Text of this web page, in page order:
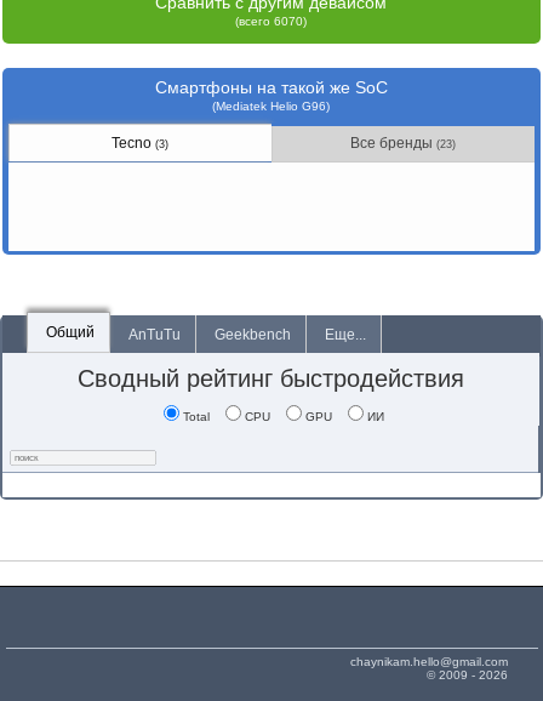
(всего 6070)
Смартфоны на такой же SoC
(Mediatek Helio G96)
Tecno(3) Все бренды(23)
Общий AnTuTu Geekbench Еще...
Сводный рейтинг быстродействия
Total CPU GPU ИИ
chaynikam.hello@gmail.com
© 2009 - 2026